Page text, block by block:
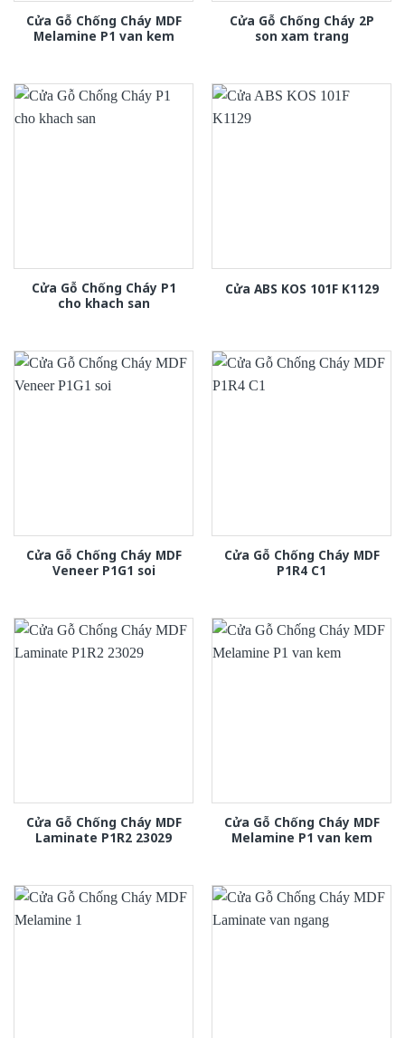
Cửa Gỗ Chống Cháy MDF
Melamine P1 van kem
Cửa Gỗ Chống Cháy 2P
son xam trang
Cửa Gỗ Chống Cháy P1
cho khach san
Cửa ABS KOS 101F K1129
Cửa Gỗ Chống Cháy MDF
Veneer P1G1 soi
Cửa Gỗ Chống Cháy MDF
P1R4 C1
Cửa Gỗ Chống Cháy MDF
Laminate P1R2 23029
Cửa Gỗ Chống Cháy MDF
Melamine P1 van kem